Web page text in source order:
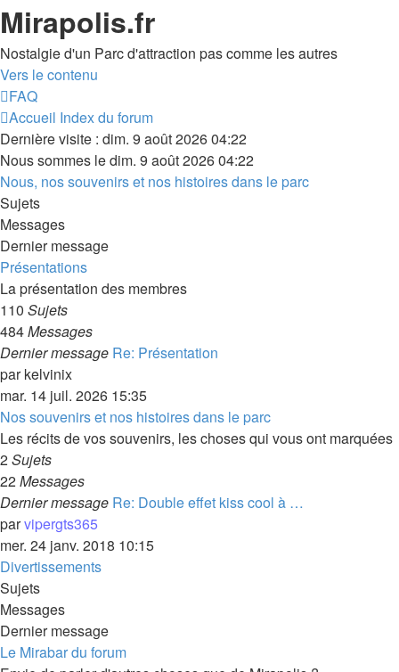
Mirapolis.fr
Nostalgie d'un Parc d'attraction pas comme les autres
Vers le contenu
FAQ
Accueil Index du forum
Dernière visite : dim. 9 août 2026 04:22
Nous sommes le dim. 9 août 2026 04:22
Nous, nos souvenirs et nos histoires dans le parc
Sujets
Messages
Dernier message
Présentations
La présentation des membres
110 Sujets
484Messages
Dernier message Re: Présentation
parkelvinix
mar. 14 juil. 2026 15:35
Nos souvenirs et nos histoires dans le parc
Les récits de vos souvenirs, les choses qui vous ont marquées
2Sujets
22Messages
Dernier message Re: Double effet kiss cool à …
parvipergts365
mer. 24 janv. 2018 10:15
Divertissements
Sujets
Messages
Dernier message
Le Mirabar du forum